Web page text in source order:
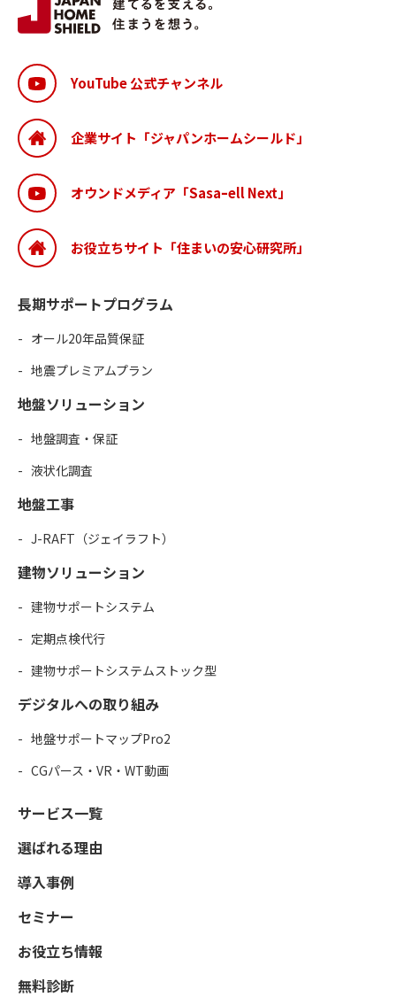
YouTube 公式チャンネル
企業サイト「ジャパンホームシールド」
オウンドメディア「Sasaｰell Next」
お役立ちサイト「住まいの安心研究所」
長期サポートプログラム
オール20年品質保証
地震プレミアムプラン
地盤ソリューション
地盤調査・保証
液状化調査
地盤工事
J-RAFT（ジェイラフト）
建物ソリューション
建物サポートシステム
定期点検代行
建物サポートシステムストック型
デジタルへの取り組み
地盤サポートマップPro2
CGパース・VR・WT動画
サービス一覧
選ばれる理由
導入事例
セミナー
お役立ち情報
無料診断